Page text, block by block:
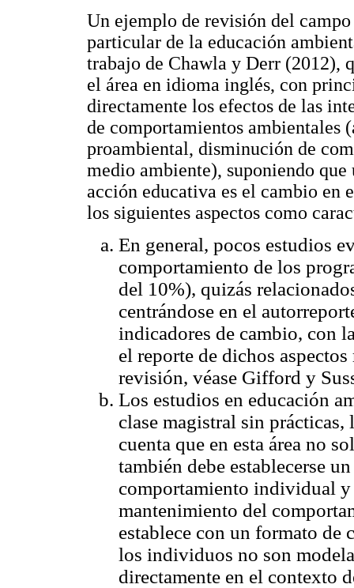
Un ejemplo de revisión del
particular de la educación
trabajo de Chawla y Derr (2012),
el área en idioma inglés, con
directamente los efectos de las
de comportamientos ambientales
proambiental, disminución de
medio ambiente), suponiendo
acción educativa es el cambio en
los siguientes aspectos como
En general, pocos estudios
comportamiento de los
del 10%), quizás
centrándose en el
indicadores de cambio, con
el reporte de dichos
revisión, véase Gifford y
Los estudios en educación
clase magistral sin
cuenta que en esta área no
también debe establecerse
comportamiento individual y
mantenimiento del
establece con un formato de
los individuos no son
directamente en el contexto